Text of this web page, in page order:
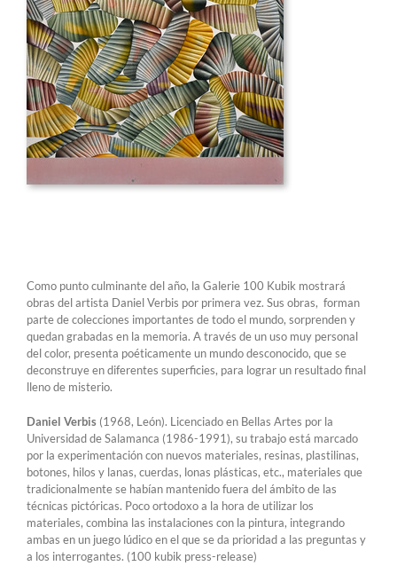
Como punto culminante del año, la Galerie 100 Kubik mostrará
obras del artista Daniel Verbis por primera vez. Sus obras, forman
parte de colecciones importantes de todo el mundo, sorprenden y
quedan grabadas en la memoria. A través de un uso muy personal
del color, presenta poéticamente un mundo desconocido, que se
deconstruye en diferentes superficies, para lograr un resultado final
lleno de misterio.
Daniel Verbis (1968, León). Licenciado en Bellas Artes por la
Universidad de Salamanca (1986-1991), su trabajo está marcado
por la experimentación con nuevos materiales, resinas, plastilinas,
botones, hilos y lanas, cuerdas, lonas plásticas, etc., materiales que
tradicionalmente se habían mantenido fuera del ámbito de las
técnicas pictóricas. Poco ortodoxo a la hora de utilizar los
materiales, combina las instalaciones con la pintura, integrando
ambas en un juego lúdico en el que se da prioridad a las preguntas y
a los interrogantes. (100 kubik press-release)